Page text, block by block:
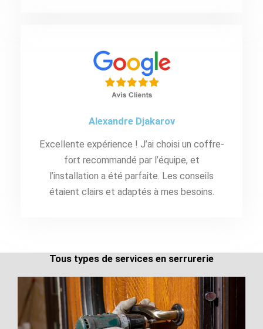
Alexandre Djakarov
Excellente expérience ! J’ai choisi un coffre-
fort recommandé par l’équipe, et
l’installation a été parfaite. Les conseils
étaient clairs et adaptés à mes besoins.
Tous types de services en serrurerie